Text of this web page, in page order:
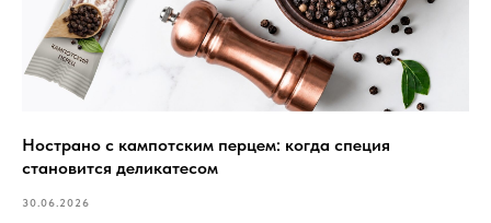
Нострано с кампотским перцем: когда специя
становится деликатесом
30.06.2026